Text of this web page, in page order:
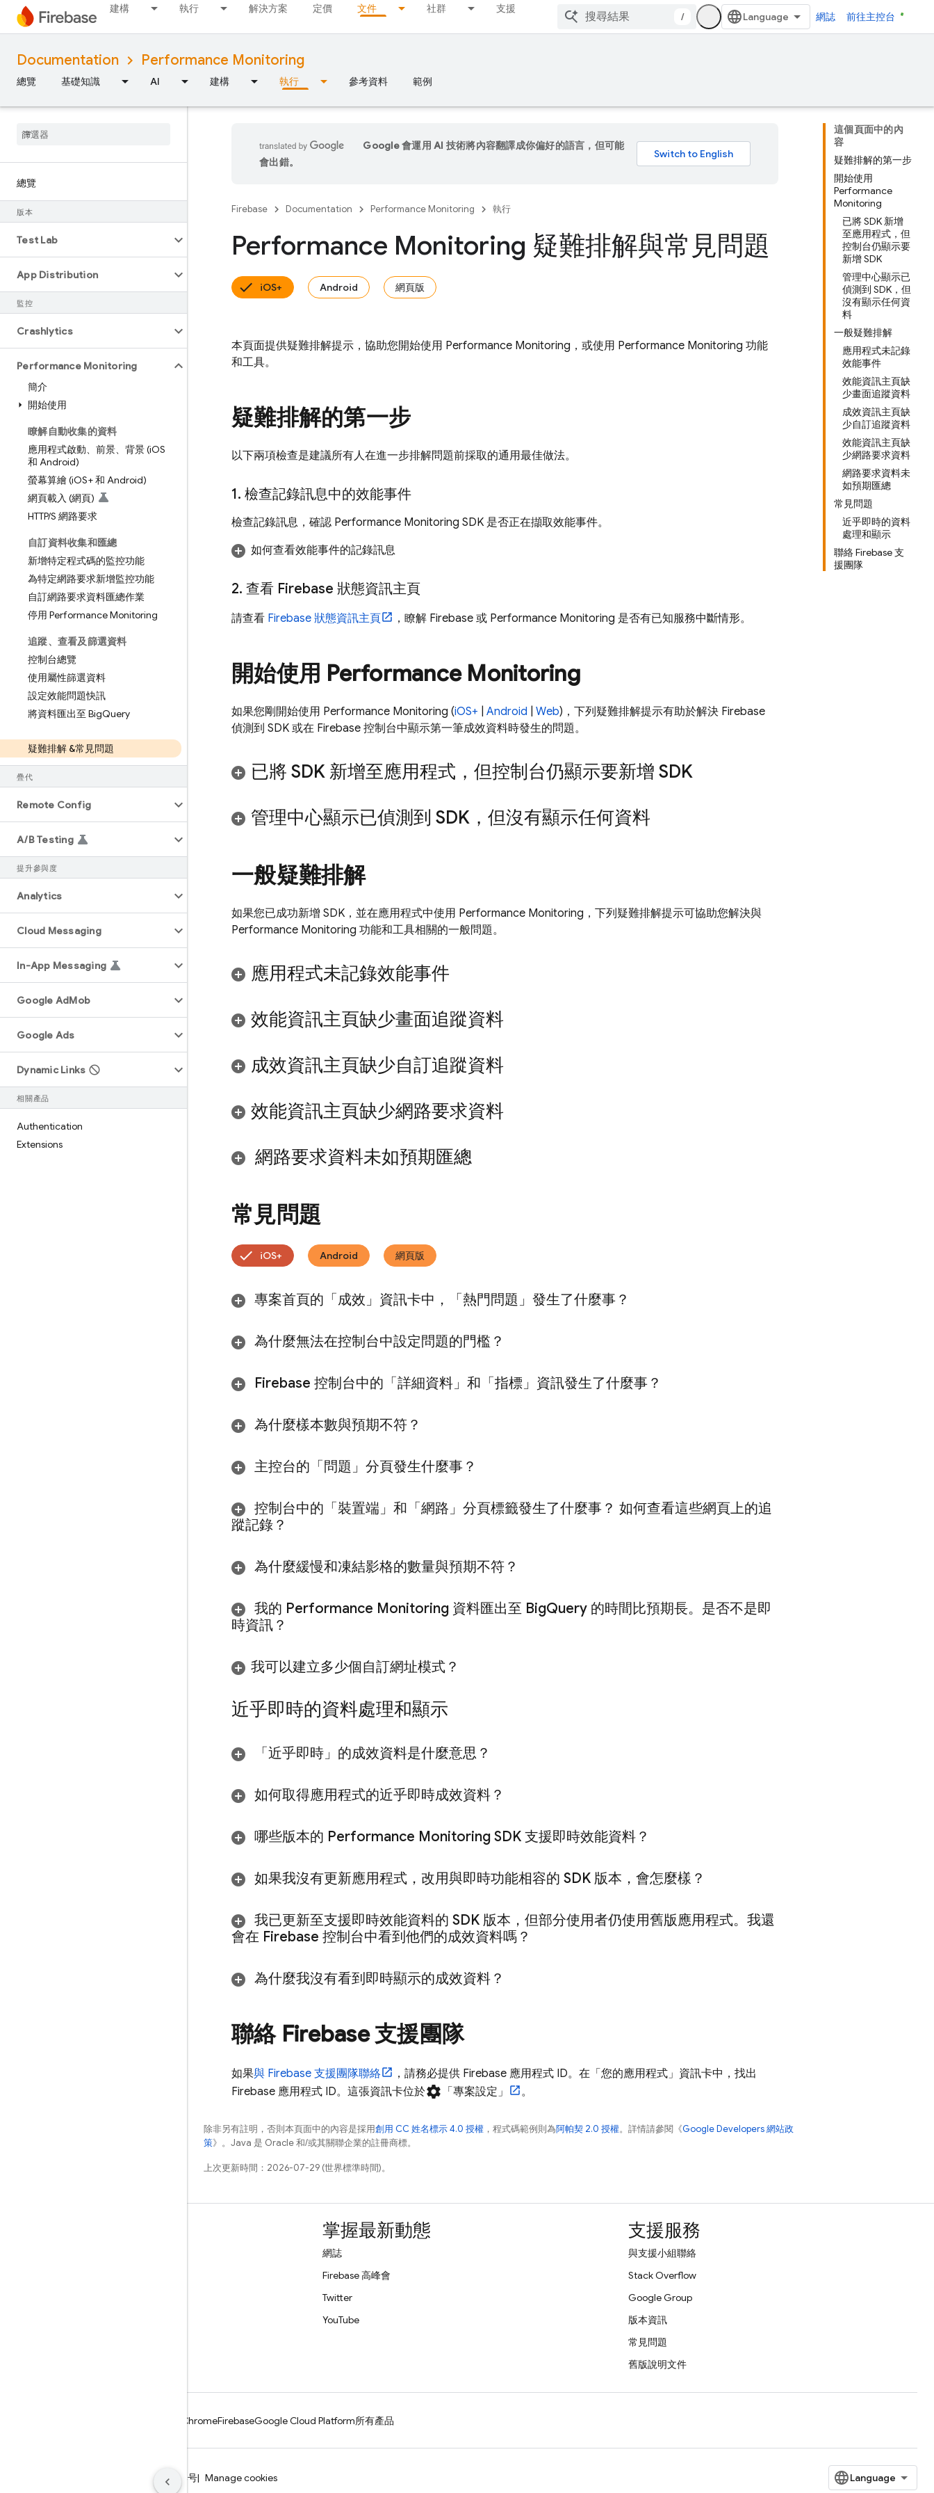
建構 執行 解決方案 定價 文件 社群 支援
/ 網誌 前往主控台
Documentation Performance Monitoring
總覽 基礎知識 AI 建構 執行 參考資料 範例
總覽
版本
Test Lab
App Distribution
監控
Crashlytics
Performance Monitoring
簡介
開始使用
瞭解自動收集的資料
應用程式啟動、前景、背景 (iOS
和 Android)
螢幕算繪 (iOS+ 和 Android)
網頁載入 (網頁)
HTTP/S 網路要求
自訂資料收集和匯總
新增特定程式碼的監控功能
為特定網路要求新增監控功能
自訂網路要求資料匯總作業
停用 Performance Monitoring
追蹤、查看及篩選資料
控制台總覽
使用屬性篩選資料
設定效能問題快訊
將資料匯出至 BigQuery
疑難排解 &常見問題
疊代
Remote Config
A/B Testing
提升參與度
Analytics
Cloud Messaging
In-App Messaging
Google AdMob
Google Ads
Dynamic Links
相關產品
Authentication
Extensions
這個頁面中的內
容
疑難排解的第一步
開始使用
Performance
Monitoring
已將 SDK 新增
至應用程式，但
控制台仍顯示要
新增 SDK
管理中心顯示已
偵測到 SDK，但
沒有顯示任何資
料
一般疑難排解
應用程式未記錄
效能事件
效能資訊主頁缺
少畫面追蹤資料
成效資訊主頁缺
少自訂追蹤資料
效能資訊主頁缺
少網路要求資料
網路要求資料未
如預期匯總
常見問題
近乎即時的資料
處理和顯示
聯絡 Firebase 支
援團隊
Google 會運用 AI 技術將內容翻譯成你偏好的語言，但可能
會出錯。
Firebase Documentation Performance Monitoring 執行
Performance Monitoring 疑難排解與常見問題
iOS+ Android 網頁版
本頁面提供疑難排解提示，協助您開始使用 Performance Monitoring ，或使用 Performance Monitoring 功能
和工具。
疑難排解的第一步
以下兩項檢查是建議所有人在進一步排解問題前採取的通用最佳做法。
1. 檢查記錄訊息中的效能事件
檢查記錄訊息，確認 Performance Monitoring SDK 是否正在擷取效能事件。
如何查看效能事件的記錄訊息
2. 查看 Firebase 狀態資訊主頁
請查看 Firebase 狀態資訊主頁 ，瞭解 Firebase 或 Performance Monitoring 是否有已知服務中斷情形。
開始使用 Performance Monitoring
如果您剛開始使用 Performance Monitoring (iOS+ Android Web)，下列疑難排解提示有助於解決 Firebase
偵測到 SDK 或在 Firebase 控制台中顯示第一筆成效資料時發生的問題。
已將 SDK 新增至應用程式，但控制台仍顯示要新增 SDK
管理中心顯示已偵測到 SDK，但沒有顯示任何資料
一般疑難排解
如果您已成功新增 SDK，並在應用程式中使用 Performance Monitoring ，下列疑難排解提示可協助您解決與
Performance Monitoring 功能和工具相關的一般問題。
應用程式未記錄效能事件
效能資訊主頁缺少畫面追蹤資料
成效資訊主頁缺少自訂追蹤資料
效能資訊主頁缺少網路要求資料
網路要求資料未如預期匯總
常見問題
iOS+ Android 網頁版
專案首頁的「成效」資訊卡中，「熱門問題」發生了什麼事？
為什麼無法在控制台中設定問題的門檻？
Firebase 控制台中的「詳細資料」和「指標」資訊發生了什麼事？
為什麼樣本數與預期不符？
主控台的「問題」 分頁發生什麼事？
控制台中的「裝置端」 和「網路」 分頁標籤發生了什麼事？ 如何查看這些網頁上的追
蹤記錄？
為什麼緩慢和凍結影格的數量與預期不符？
我的 Performance Monitoring 資料匯出至 BigQuery 的時間比預期長。是否不是即
時資訊？
我可以建立多少個自訂網址模式？
近乎即時的資料處理和顯示
「近乎即時」的成效資料是什麼意思？
如何取得應用程式的近乎即時成效資料？
哪些版本的 Performance Monitoring SDK 支援即時效能資料？
如果我沒有更新應用程式，改用與即時功能相容的 SDK 版本，會怎麼樣？
我已更新至支援即時效能資料的 SDK 版本，但部分使用者仍使用舊版應用程式。我還
會在 Firebase 控制台中看到他們的成效資料嗎？
為什麼我沒有看到即時顯示的成效資料？
聯絡 Firebase 支援團隊
如果與 Firebase 支援團隊聯絡 ，請務必提供 Firebase 應用程式 ID。在「您的應用程式」 資訊卡中，找出
Firebase 應用程式 ID。這張資訊卡位於settings 「專案設定」 。
除非另有註明，否則本頁面中的內容是採用創用 CC 姓名標示 4.0 授權 ，程式碼範例則為阿帕契 2.0 授權。詳情請參閱《Google Developers 網站政
策》。Java 是 Oracle 和/或其關聯企業的註冊商標。
上次更新時間：2026-07-29 (世界標準時間)。
掌握最新動態
網誌
Firebase 高峰會
Twitter
YouTube
支援服務
與支援小組聯絡
Stack Overflow
Google Group
版本資訊
常見問題
舊版說明文件
ChromeFirebaseGoogle Cloud Platform所有產品
ICP证合字B2-20070004号 Manage cookies